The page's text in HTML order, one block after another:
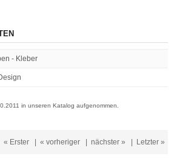
- Kleber
in unseren Katalog aufgenommen.
« Erster « vorheriger nächster » Letzter »